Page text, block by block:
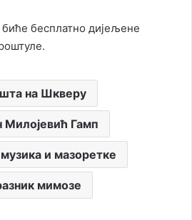
бесплатно дијељене
на Шкверу
Милојевић Гамп
и мазоретке
мимозе